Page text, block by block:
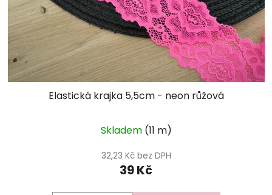
Elastická krajka 5,5cm - neon růžová
Skladem (11 m)
32,23 Kč bez DPH
39 Kč